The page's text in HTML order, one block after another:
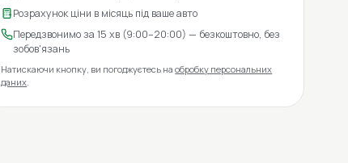
Розрахунок ціни в місяць під ваше авто
Передзвонимо за 15 хв (9:00–20:00) — безкоштовно, без
зобов'язань
Натискаючи кнопку, ви погоджуєтесь наобробку персональних
даних